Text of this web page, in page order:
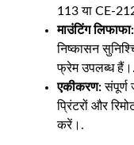
113 या CE-
माउंटिंग लिफाफा:
निष्कासन
फ्रेम उपलब्ध हैं।.
एकीकरण:संपूर्ण
प्रिंटरों और
करें।.